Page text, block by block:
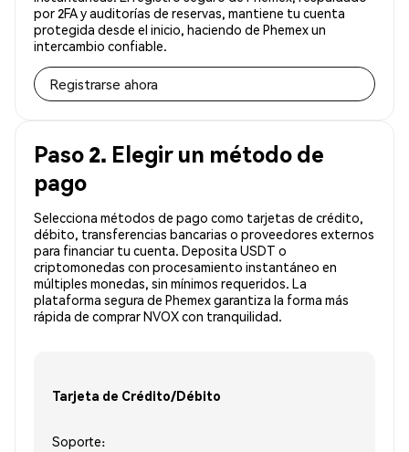
por 2FA y auditorías de reservas, mantiene tu cuenta
protegida desde el inicio, haciendo de Phemex un
intercambio confiable.
Registrarse ahora
Paso 2. Elegir un método de
pago
Selecciona métodos de pago como tarjetas de crédito,
débito, transferencias bancarias o proveedores externos
para financiar tu cuenta. Deposita USDT o
criptomonedas con procesamiento instantáneo en
múltiples monedas, sin mínimos requeridos. La
plataforma segura de Phemex garantiza la forma más
rápida de comprar NVOX con tranquilidad.
Tarjeta de Crédito/Débito
Soporte: